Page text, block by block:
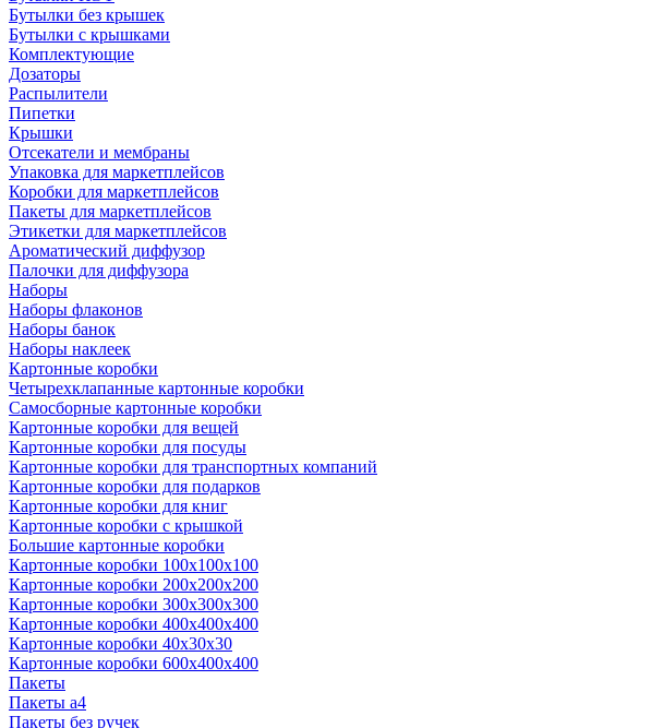
Бутылки без крышек
Бутылки с крышками
Комплектующие
Дозаторы
Распылители
Пипетки
Крышки
Отсекатели и мембраны
Упаковка для маркетплейсов
Коробки для маркетплейсов
Пакеты для маркетплейсов
Этикетки для маркетплейсов
Ароматический диффузор
Палочки для диффузора
Наборы
Наборы флаконов
Наборы банок
Наборы наклеек
Картонные коробки
Четырехклапанные картонные коробки
Самосборные картонные коробки
Картонные коробки для вещей
Картонные коробки для посуды
Картонные коробки для транспортных компаний
Картонные коробки для подарков
Картонные коробки для книг
Картонные коробки с крышкой
Большие картонные коробки
Картонные коробки 100x100x100
Картонные коробки 200x200x200
Картонные коробки 300x300x300
Картонные коробки 400x400x400
Картонные коробки 40x30x30
Картонные коробки 600x400x400
Пакеты
Пакеты а4
Пакеты без ручек